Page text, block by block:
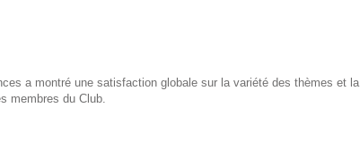
a montré une satisfaction globale sur la variété des thèmes et la
membres du Club.